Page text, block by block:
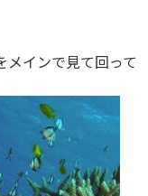
メインで見て回って